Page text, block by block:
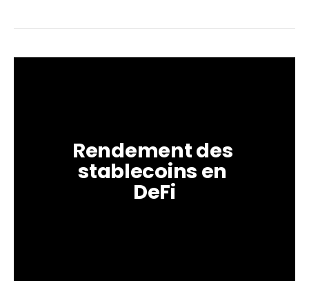
Rendement des
stablecoins en
DeFi